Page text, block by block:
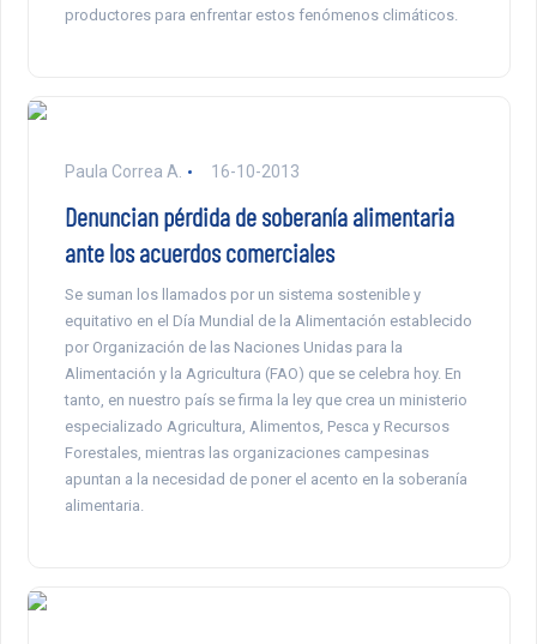
productores para enfrentar estos fenómenos climáticos.
Paula Correa A. 16-10-2013
Denuncian pérdida de soberanía alimentaria
ante los acuerdos comerciales
Se suman los llamados por un sistema sostenible y
equitativo en el Día Mundial de la Alimentación establecido
por Organización de las Naciones Unidas para la
Alimentación y la Agricultura (FAO) que se celebra hoy. En
tanto, en nuestro país se firma la ley que crea un ministerio
especializado Agricultura, Alimentos, Pesca y Recursos
Forestales, mientras las organizaciones campesinas
apuntan a la necesidad de poner el acento en la soberanía
alimentaria.